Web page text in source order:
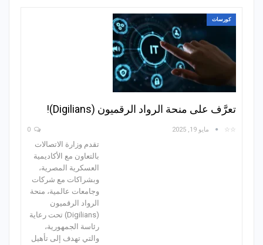
كورسات
تعرَّف على منحة الرواد الرقميون (Digilians)!
☆☆ مايو 19, 2025
تقدم وزارة الاتصالات
بالتعاون مع الأكاديمية
العسكرية المصرية،
وبشراكات مع شركات
وجامعات عالمية، منحة
الرواد الرقميون
(Digilians) تحت رعاية
رئاسة الجمهورية،
والتي تهدف إلى تأهيل